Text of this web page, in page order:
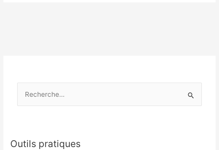
e
Outils pratiques